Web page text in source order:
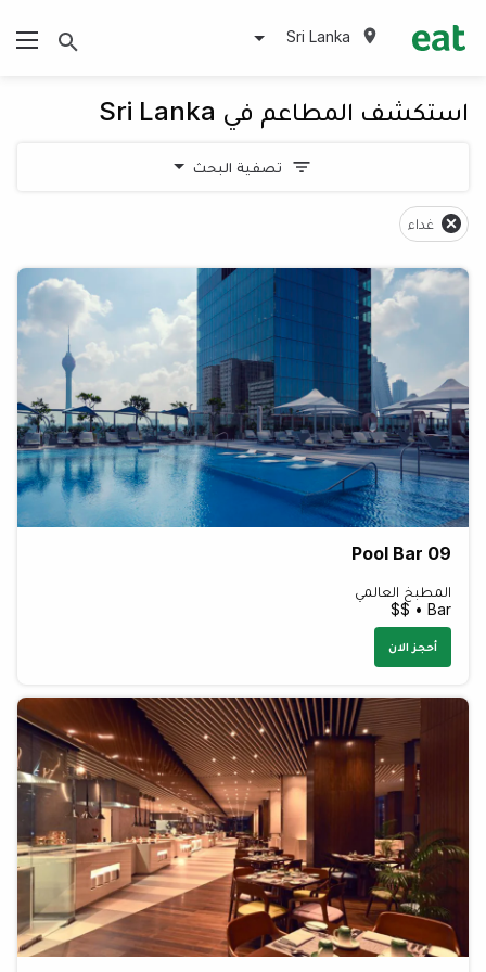
Sri Lanka
استكشف المطاعم في Sri Lanka
تصفية البحث
غداء
Pool Bar 09
المطبخ العالمي
Bar • $$
أحجز الان